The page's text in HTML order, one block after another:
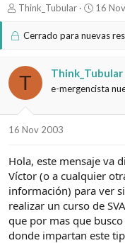
I
i
a
o
e
t
e
m
a
Think_Tubular
F
c
d
e
o
16
Cerrado para nuevas
T Think_Tubular
e-mergencista
16 Nov 2003
Hola, este mensaje va
Víctor (o a cualquier
información) para ver
realizar un curso de
que por mas que
donde impartan este